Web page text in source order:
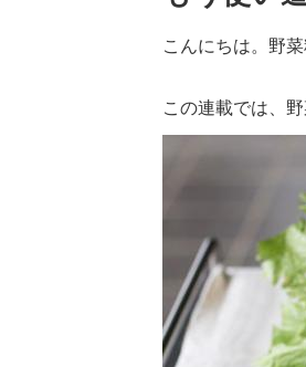
こんにちは。野
この連載では、